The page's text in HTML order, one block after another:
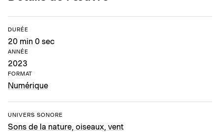
DURÉE
20 min 0 sec
ANNÉE
2023
FORMAT
Numérique
UNIVERS SONORE
Sons de la nature, oiseaux, vent